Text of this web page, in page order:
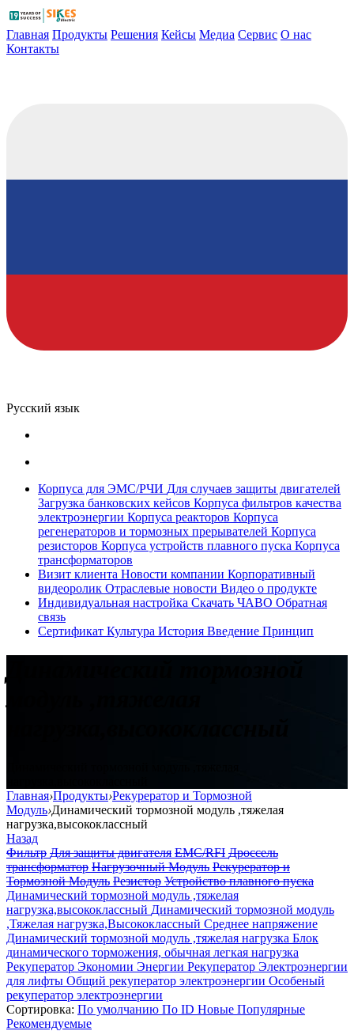
Главная Продукты Решения Кейсы Медиа Сервис О нас
Контакты
Русский язык
Корпуса для ЭМС/РЧИ Для случаев защиты двигателей
Загрузка банковских кейсов Корпуса фильтров качества
электроэнергии Корпуса реакторов Корпуса
регенераторов и тормозных прерывателей Корпуса
резисторов Корпуса устройств плавного пуска Корпуса
трансформаторов
Визит клиента Новости компании Корпоративный
видеоролик Отраслевые новости Видео о продукте
Индивидуальная настройка Скачать ЧАВО Обратная
связь
Сертификат Культура История Введение Принцип
Главная›Продукты›Рекурератор и Тормозной
Модуль›Динамический тормозной модуль ,тяжелая
нагрузка,высококлассный
Назад
Фильтр Для защиты двигателя EMC/RFI Дроссель
трансформатор Нагрузочный Модуль Рекурератор и
Тормозной Модуль Резистор Устройство плавного пуска
Динамический тормозной модуль ,тяжелая
нагрузка,высококлассный Динамический тормозной модуль
,Тяжелая нагрузка,Высококлассный Среднее напряжение
Динамический тормозной модуль ,тяжелая нагрузка Блок
динамического торможения, обычная легкая нагрузка
Рекуператор Экономии Энергии Рекуператор Электроэнергии
для лифты Общий рекуператор электроэнергии Особеный
рекуператор электроэнергии
Сортировка: По умолчанию По ID Новые Популярные
Рекомендуемые